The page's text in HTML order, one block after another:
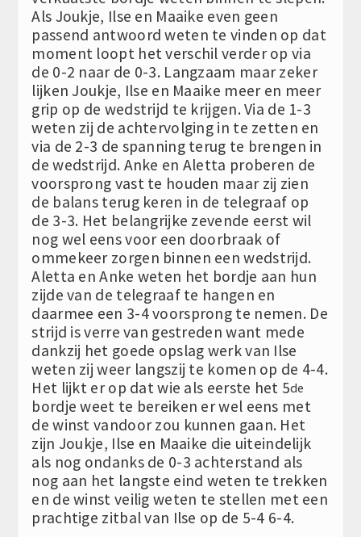
Als Joukje, Ilse en Maaike even geen
passend antwoord weten te vinden op dat
moment loopt het verschil verder op via
de 0-2 naar de 0-3. Langzaam maar zeker
lijken Joukje, Ilse en Maaike meer en meer
grip op de wedstrijd te krijgen. Via de 1-3
weten zij de achtervolging in te zetten en
via de 2-3 de spanning terug te brengen in
de wedstrijd. Anke en Aletta proberen de
voorsprong vast te houden maar zij zien
de balans terug keren in de telegraaf op
de 3-3. Het belangrijke zevende eerst wil
nog wel eens voor een doorbraak of
ommekeer zorgen binnen een wedstrijd.
Aletta en Anke weten het bordje aan hun
zijde van de telegraaf te hangen en
daarmee een 3-4 voorsprong te nemen. De
strijd is verre van gestreden want mede
dankzij het goede opslag werk van Ilse
weten zij weer langszij te komen op de 4-4.
Het lijkt er op dat wie als eerste het 5de
bordje weet te bereiken er wel eens met
de winst vandoor zou kunnen gaan. Het
zijn Joukje, Ilse en Maaike die uiteindelijk
als nog ondanks de 0-3 achterstand als
nog aan het langste eind weten te trekken
en de winst veilig weten te stellen met een
prachtige zitbal van Ilse op de 5-4 6-4.